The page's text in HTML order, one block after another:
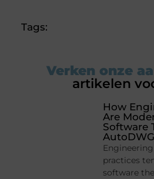
Tags:
Verken onze
artikelen
How
Are
Software
AutoDWG
practices
software